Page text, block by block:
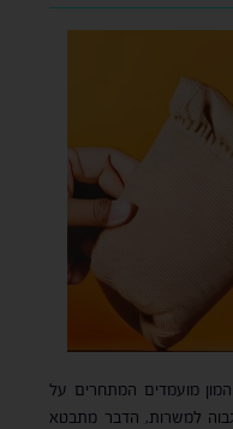
מועמדים המתחרים על
למשרות, הדבר מתבטא